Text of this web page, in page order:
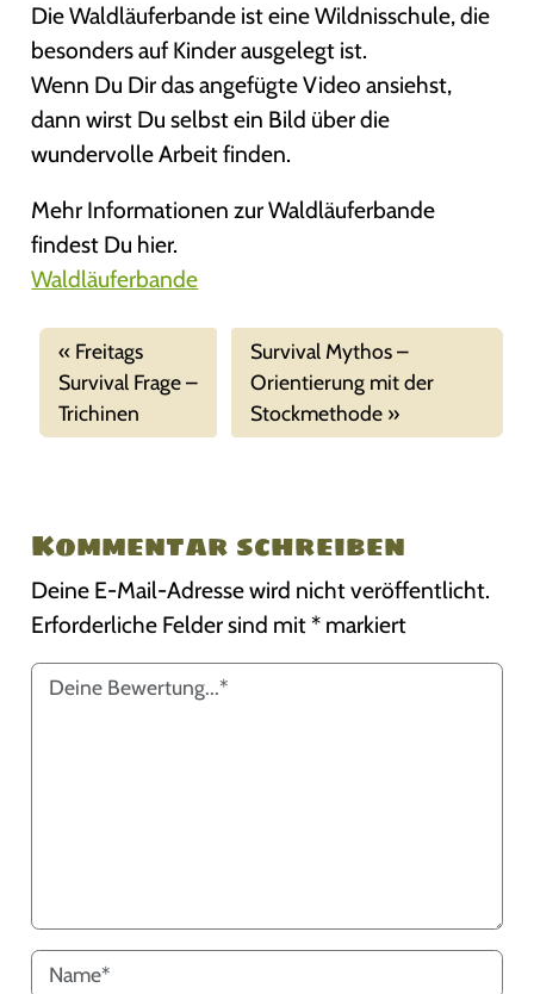
Die Waldläuferbande ist eine Wildnisschule, die
besonders auf Kinder ausgelegt ist.
Wenn Du Dir das angefügte Video ansiehst,
dann wirst Du selbst ein Bild über die
wundervolle Arbeit finden.
Mehr Informationen zur Waldläuferbande
findest Du hier.
Waldläuferbande
Freitags
Survival Frage –
Trichinen
Survival Mythos –
Orientierung mit der
Stockmethode
Kommentar schreiben
Deine E-Mail-Adresse wird nicht veröffentlicht.
Erforderliche Felder sind mit* markiert